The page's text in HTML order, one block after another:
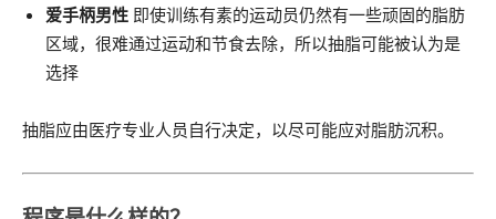
爱手柄男性 即使训练有素的运动员仍然有一些顽固的脂肪
区域，很难通过运动和节食去除，所以抽脂可能被认为是
选择
抽脂应由医疗专业人员自行决定，以尽可能应对脂肪沉积。